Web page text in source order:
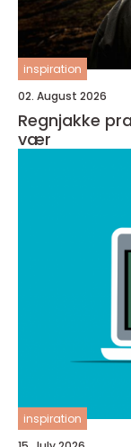
inspiration
02. August 2026
Regnjakke praktisk beskyttelse i all slags
vær
inspiration